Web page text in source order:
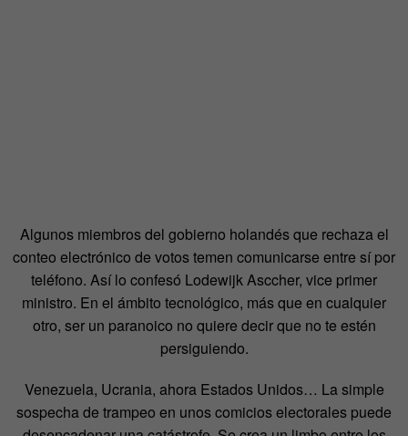
Algunos miembros del gobierno holandés que rechaza el
conteo electrónico de votos temen comunicarse entre sí por
teléfono. Así lo confesó Lodewijk Asccher, vice primer
ministro. En el ámbito tecnológico, más que en cualquier
otro, ser un paranoico no quiere decir que no te estén
persiguiendo.
Venezuela, Ucrania, ahora Estados Unidos… La simple
sospecha de trampeo en unos comicios electorales puede